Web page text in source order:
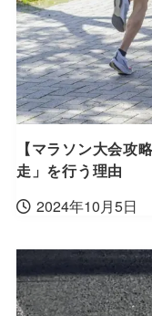
【マラソン大会攻
走」を行う理由
2024年10月5日